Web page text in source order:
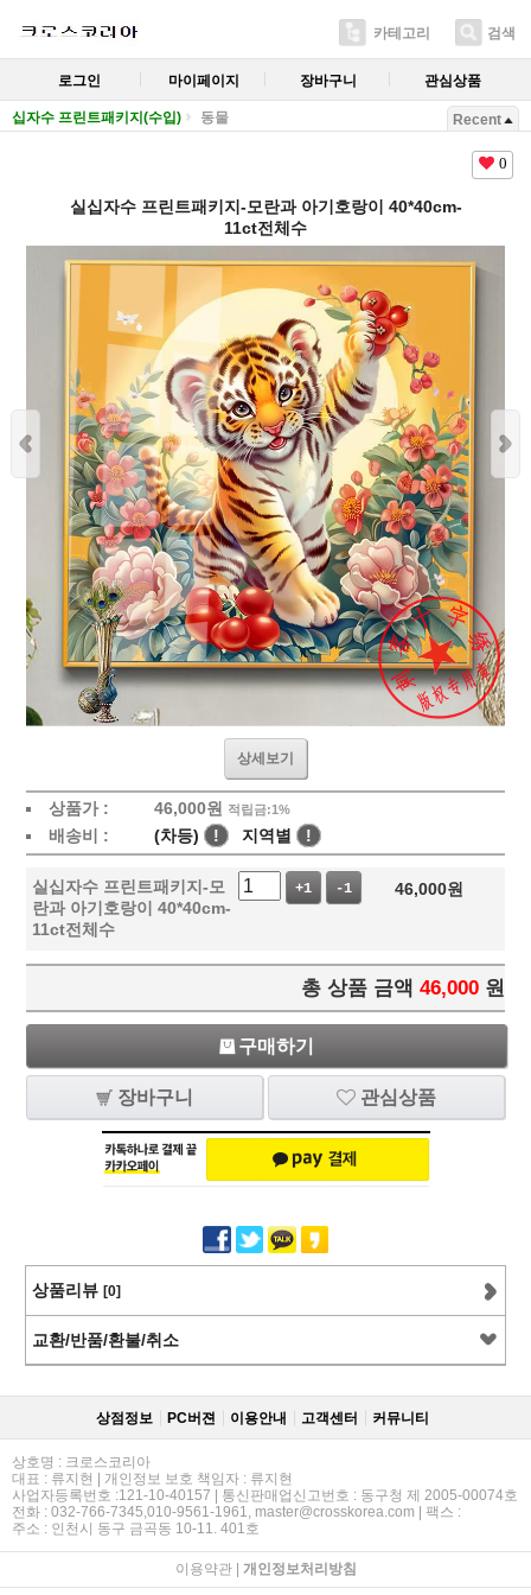
카테고리 검색
로그인 마이페이지 장바구니 관심상품
십자수 프린트패키지(수입) 동물 Recent
0
실십자수 프린트패키지-모란과 아기호랑이 40*40cm-
11ct전체수
상세보기
상품가 : 46,000원 적립금:1%
배송비 : (차등) ! 지역별 !
실십자수 프린트패키지-모
란과 아기호랑이 40*40cm-
11ct전체수
+1 -1 46,000원
총 상품 금액 46,000 원
구매하기
장바구니 관심상품
상품리뷰 [0]
교환/반품/환불/취소
상점정보 PC버젼 이용안내 고객센터 커뮤니티
상호명 : 크로스코리아
대표 : 류지현 | 개인정보 보호 책임자 : 류지현
사업자등록번호 :121-10-40157 | 통신판매업신고번호 : 동구청 제 2005-00074호
전화 : 032-766-7345,010-9561-1961, master@crosskorea.com | 팩스 :
주소 : 인천시 동구 금곡동 10-11. 401호
이용약관| 개인정보처리방침